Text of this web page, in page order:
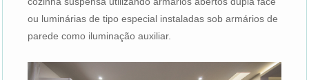
ou luminárias de tipo especial instaladas sob armários de
parede como iluminação auxiliar.